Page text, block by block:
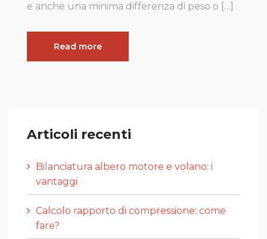
e anche una minima differenza di peso o […]
Read more
Articoli recenti
Bilanciatura albero motore e volano: i
vantaggi
Calcolo rapporto di compressione: come
fare?